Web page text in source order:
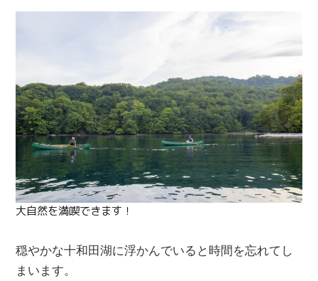
大自然を満喫できます！
穏やかな十和田湖に浮かんでいると時間を忘れてし
まいます。